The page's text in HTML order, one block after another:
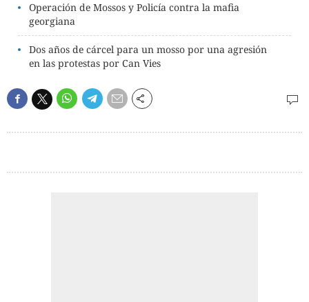
Operación de Mossos y Policía contra la mafia
georgiana
Dos años de cárcel para un mosso por una agresión
en las protestas por Can Vies